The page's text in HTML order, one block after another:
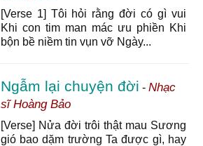
[Verse 1] Tôi hỏi rằng đời có gì vui
Khi con tim man mác ưu phiền Khi
bộn bề niềm tin vụn vỡ Ngày...
Ngẫm lại chuyện đời - Nhạc
sĩ Hoàng Bảo
[Verse] Nửa đời trôi thật mau Sương
gió bao dặm trường Ta được gì, hay